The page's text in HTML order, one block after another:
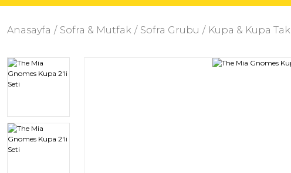
Anasayfa Sofra & Mutfak Sofra Grubu Kupa & Kupa